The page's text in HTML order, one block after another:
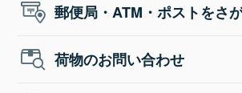
郵便局・ATM・ポストをさ
荷物のお問い合わせ